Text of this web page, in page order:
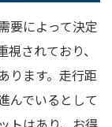
要によって決定
されており、
ります。走行距
んでいるとして